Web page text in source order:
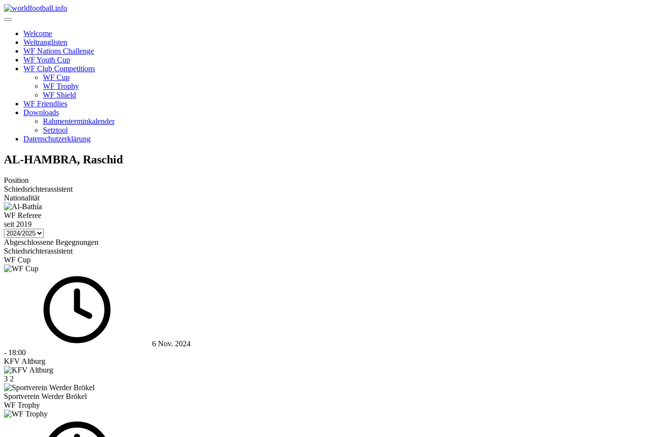
Skip
to
Welcome
Weltranglisten
WF Nations Challenge
WF Youth Cup
WF Club Competitions
WF Cup
WF Trophy
WF Shield
WF Friendlies
Downloads
Rahmenterminkalender
Setztool
Datenschutzerklärung
AL-HAMBRA, Raschid
Position
Schiedsrichterassistent
Nationalität
WF Referee
seit 2019
Abgeschlossene Begegnungen
Schiedsrichterassistent
WF Cup
6 Nov. 2024
- 18:00
KFV Altburg
3 2
Sportverein Werder Brökel
WF Trophy